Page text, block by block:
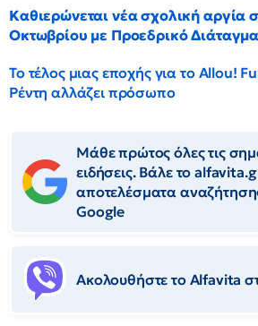
Καθιερώνεται νέα σχολική αργία
Οκτωβρίου με Προεδρικό Διάταγμα
Το τέλος μιας εποχής για το Allou!
Ρέντη αλλάζει πρόσωπο
Μάθε πρώτος όλες τις
ειδήσεις. Βάλε το
αποτελέσματα
Google
Ακολουθήστε το Αlfavita